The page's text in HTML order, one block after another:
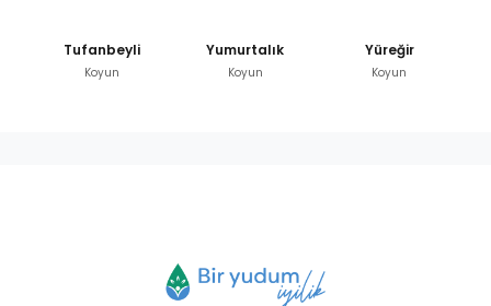
Tufanbeyli
Koyun
Yumurtalık
Koyun
Yüreğir
Koyun